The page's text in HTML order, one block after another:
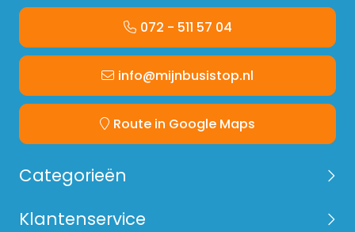
072 - 511 57 04
info@mijnbusistop.nl
Route in Google Maps
Categorieën
Klantenservice